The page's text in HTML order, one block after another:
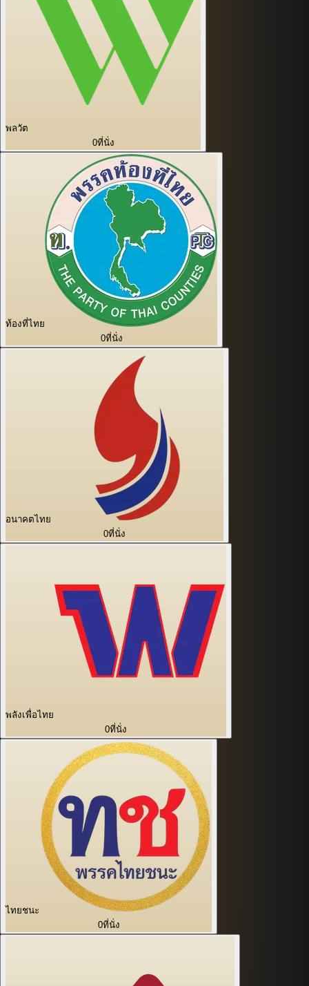
พลวัต
0ที่นั่ง
ท้องที่ไทย
0ที่นั่ง
อนาคตไทย
0ที่นั่ง
พลังเพื่อไทย
0ที่นั่ง
ไทยชนะ
0ที่นั่ง